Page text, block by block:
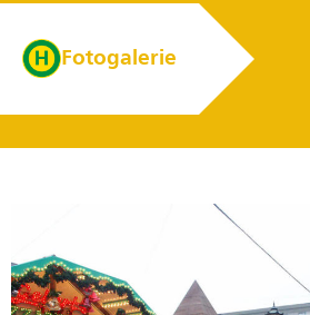
Fotogalerie